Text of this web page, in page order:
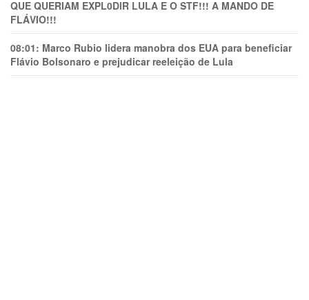
QUE QUERIAM EXPL0DlR LULA E O STF!!! A MANDO DE
FLÁVIO!!!
08:01: Marco Rubio lidera manobra dos EUA para beneficiar
Flávio Bolsonaro e prejudicar reeleição de Lula